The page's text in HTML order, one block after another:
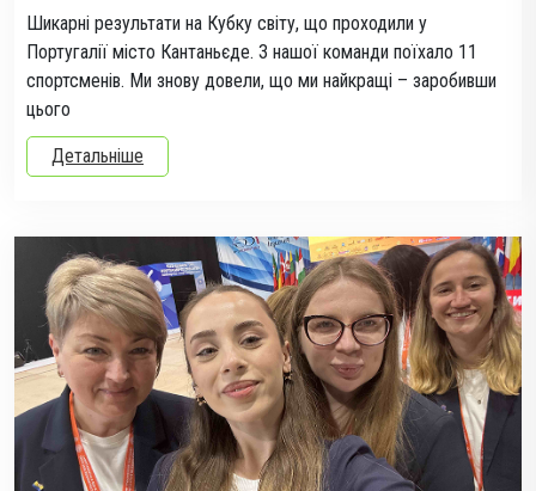
Шикарні результати на Кубку світу, що проходили у
Португалії місто Кантаньєде. З нашої команди поїхало 11
спортсменів. Ми знову довели, що ми найкращі – заробивши
цього
Детальніше